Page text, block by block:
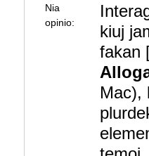
Nia
opinio:
kiuj
fakan
Mac),